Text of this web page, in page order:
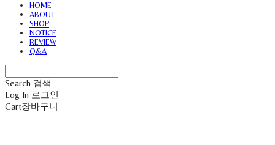
HOME
ABOUT
SHOP
NOTICE
REVIEW
Q&A
Search 검색
Log In 로그인
Cart장바구니